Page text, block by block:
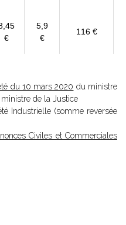
€
5,9
€
116 €
du 10 mars 2020 du ministre
de la Justice
Industrielle (somme reversée
Civiles et Commerciales